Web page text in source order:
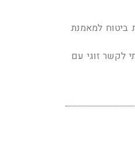
ביטוח למאמנת
לקשר זוגי עם